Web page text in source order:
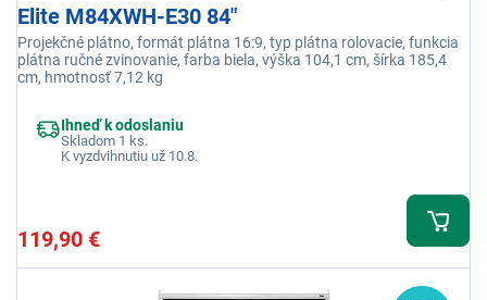
Elite M84XWH-E30 84"
Projekčné plátno, formát plátna 16:9, typ plátna rolovacie, funkcia
plátna ručné zvinovanie, farba biela, výška 104,1 cm, šírka 185,4
cm, hmotnosť 7,12 kg
Ihneď k odoslaniu
Skladom 1 ks.
K vyzdvihnutiu už 10.8.
119,90 €